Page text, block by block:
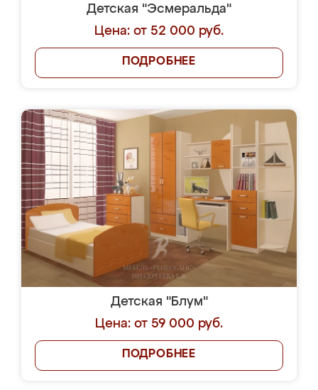
Детская "Эсмеральда"
Цена: от 52 000 руб.
ПОДРОБНЕЕ
Детская "Блум"
Цена: от 59 000 руб.
ПОДРОБНЕЕ